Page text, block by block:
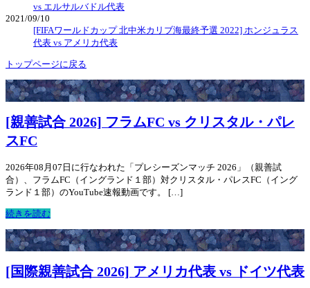
vs エルサルバドル代表
2021/09/10
[FIFAワールドカップ 北中米カリブ海最終予選 2022] ホンジュラス
代表 vs アメリカ代表
トップページに戻る
[親善試合 2026] フラムFC vs クリスタル・パレ
スFC
2026年08月07日に行なわれた「プレシーズンマッチ 2026」（親善試
合）、フラムFC（イングランド１部）対クリスタル・パレスFC（イング
ランド１部）のYouTube速報動画です。 […]
続きを読む
[国際親善試合 2026] アメリカ代表 vs ドイツ代表